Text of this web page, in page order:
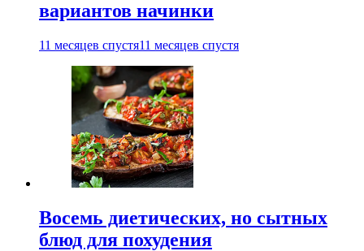
вариантов начинки
11 месяцев спустя11 месяцев спустя
Восемь диетических, но сытных
блюд для похудения